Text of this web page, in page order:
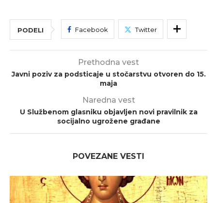
PODELI Facebook Twitter
Prethodna vest
Javni poziv za podsticaje u stočarstvu otvoren do 15.
maja
Naredna vest
U Službеnom glasniku objavljen novi pravilnik za
socijalno ugrožеne građane
POVEZANE VESTI